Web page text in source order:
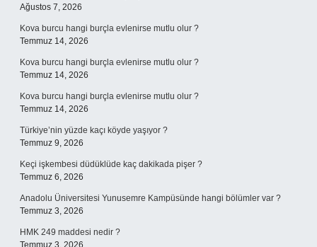
Ağustos 7, 2026
Kova burcu hangi burçla evlenirse mutlu olur ?
Temmuz 14, 2026
Kova burcu hangi burçla evlenirse mutlu olur ?
Temmuz 14, 2026
Kova burcu hangi burçla evlenirse mutlu olur ?
Temmuz 14, 2026
Türkiye’nin yüzde kaçı köyde yaşıyor ?
Temmuz 9, 2026
Keçi işkembesi düdüklüde kaç dakikada pişer ?
Temmuz 6, 2026
Anadolu Üniversitesi Yunusemre Kampüsünde hangi bölümler var ?
Temmuz 3, 2026
HMK 249 maddesi nedir ?
Temmuz 3, 2026